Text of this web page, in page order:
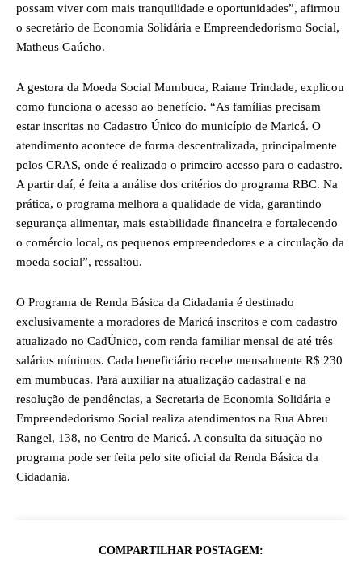
possam viver com mais tranquilidade e oportunidades”, afirmou
o secretário de Economia Solidária e Empreendedorismo Social,
Matheus Gaúcho.
A gestora da Moeda Social Mumbuca, Raiane Trindade, explicou
como funciona o acesso ao benefício. “As famílias precisam
estar inscritas no Cadastro Único do município de Maricá. O
atendimento acontece de forma descentralizada, principalmente
pelos CRAS, onde é realizado o primeiro acesso para o cadastro.
A partir daí, é feita a análise dos critérios do programa RBC. Na
prática, o programa melhora a qualidade de vida, garantindo
segurança alimentar, mais estabilidade financeira e fortalecendo
o comércio local, os pequenos empreendedores e a circulação da
moeda social”, ressaltou.
O Programa de Renda Básica da Cidadania é destinado
exclusivamente a moradores de Maricá inscritos e com cadastro
atualizado no CadÚnico, com renda familiar mensal de até três
salários mínimos. Cada beneficiário recebe mensalmente R$ 230
em mumbucas. Para auxiliar na atualização cadastral e na
resolução de pendências, a Secretaria de Economia Solidária e
Empreendedorismo Social realiza atendimentos na Rua Abreu
Rangel, 138, no Centro de Maricá. A consulta da situação no
programa pode ser feita pelo site oficial da Renda Básica da
Cidadania.
COMPARTILHAR POSTAGEM: